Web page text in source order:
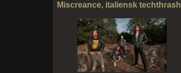
Miscreance, italiensk techthrash